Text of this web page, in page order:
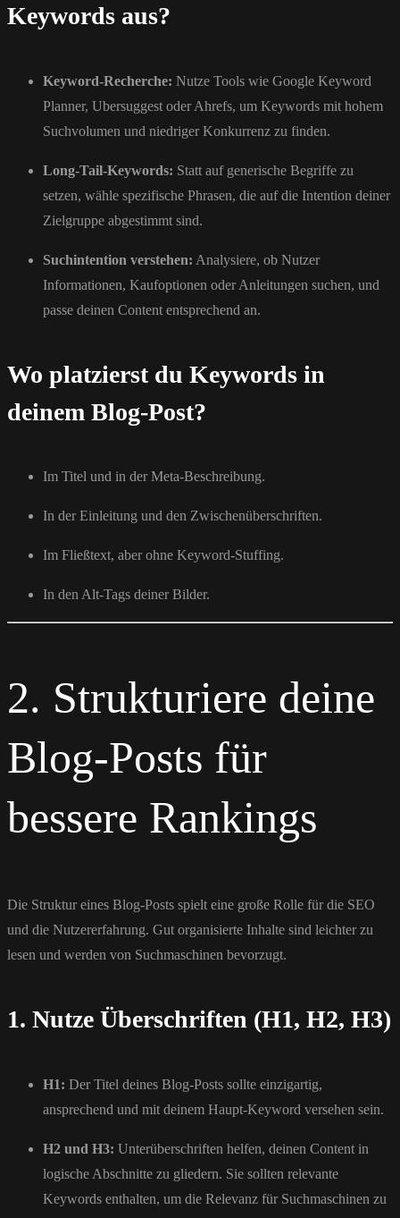
Keywords aus?
Keyword-Recherche: Nutze Tools wie Google Keyword
Planner, Ubersuggest oder Ahrefs, um Keywords mit hohem
Suchvolumen und niedriger Konkurrenz zu finden.
Long-Tail-Keywords: Statt auf generische Begriffe zu
setzen, wähle spezifische Phrasen, die auf die Intention deiner
Zielgruppe abgestimmt sind.
Suchintention verstehen: Analysiere, ob Nutzer
Informationen, Kaufoptionen oder Anleitungen suchen, und
passe deinen Content entsprechend an.
Wo platzierst du Keywords in
deinem Blog-Post?
Im Titel und in der Meta-Beschreibung.
In der Einleitung und den Zwischenüberschriften.
Im Fließtext, aber ohne Keyword-Stuffing.
In den Alt-Tags deiner Bilder.
2. Strukturiere deine
Blog-Posts für
bessere Rankings
Die Struktur eines Blog-Posts spielt eine große Rolle für die SEO
und die Nutzererfahrung. Gut organisierte Inhalte sind leichter zu
lesen und werden von Suchmaschinen bevorzugt.
1. Nutze Überschriften (H1, H2, H3)
H1: Der Titel deines Blog-Posts sollte einzigartig,
ansprechend und mit deinem Haupt-Keyword versehen sein.
H2 und H3: Unterüberschriften helfen, deinen Content in
logische Abschnitte zu gliedern. Sie sollten relevante
Keywords enthalten, um die Relevanz für Suchmaschinen zu